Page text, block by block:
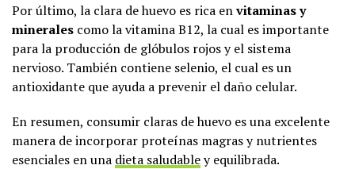
Por último, la clara de huevo es rica envitaminas y
minerales como la vitamina B12, la cual es importante
para la producción de glóbulos rojos y el sistema
nervioso. También contiene selenio, el cual es un
antioxidante que ayuda a prevenir el daño celular.
En resumen, consumir claras de huevo es una excelente
manera de incorporar proteínas magras y nutrientes
esenciales en una dieta saludabley equilibrada.